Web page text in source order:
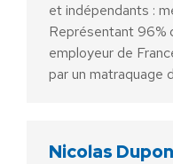
et indépendants :
Représentant 96%
employeur de
par un matraquage
Nicolas